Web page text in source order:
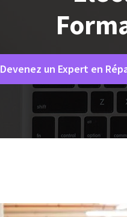
Devenez un Expert en